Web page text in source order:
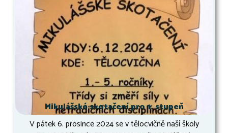
Mikulášské skotačení pro 1. stupeň
V pátek 6. prosince 2024 se v tělocvičně naší školy